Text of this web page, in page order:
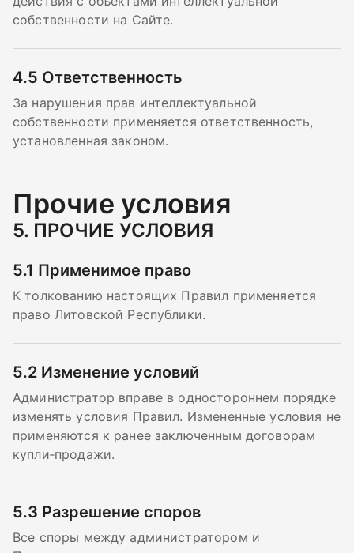
собственности на Сайте.
4.5 Ответственность
За нарушения прав интеллектуальной
собственности применяется ответственность,
установленная законом.
Прочие условия
5. ПРОЧИЕ УСЛОВИЯ
5.1 Применимое право
К толкованию настоящих Правил применяется
право Литовской Республики.
5.2 Изменение условий
Администратор вправе в одностороннем порядке
изменять условия Правил. Измененные условия не
применяются к ранее заключенным договорам
купли‑продажи.
5.3 Разрешение споров
Все споры между администратором и